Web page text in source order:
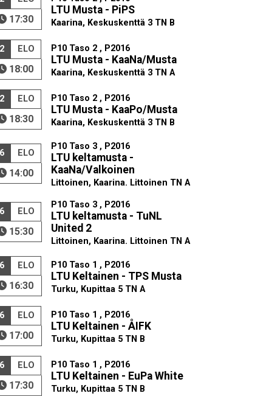
17:30
LTU Musta - PiPS
Kaarina, Keskuskenttä 3 TN B
ELO
18:00
P10 Taso 2 , P2016
LTU Musta - KaaNa/Musta
Kaarina, Keskuskenttä 3 TN A
ELO
18:30
P10 Taso 2 , P2016
LTU Musta - KaaPo/Musta
Kaarina, Keskuskenttä 3 TN B
ELO
14:00
P10 Taso 3 , P2016
LTU keltamusta -
KaaNa/Valkoinen
Littoinen, Kaarina. Littoinen TN A
ELO
15:30
P10 Taso 3 , P2016
LTU keltamusta - TuNL
United 2
Littoinen, Kaarina. Littoinen TN A
ELO
16:30
P10 Taso 1 , P2016
LTU Keltainen - TPS Musta
Turku, Kupittaa 5 TN A
ELO
17:00
P10 Taso 1 , P2016
LTU Keltainen - ÅIFK
Turku, Kupittaa 5 TN B
ELO
17:30
P10 Taso 1 , P2016
LTU Keltainen - EuPa White
Turku, Kupittaa 5 TN B